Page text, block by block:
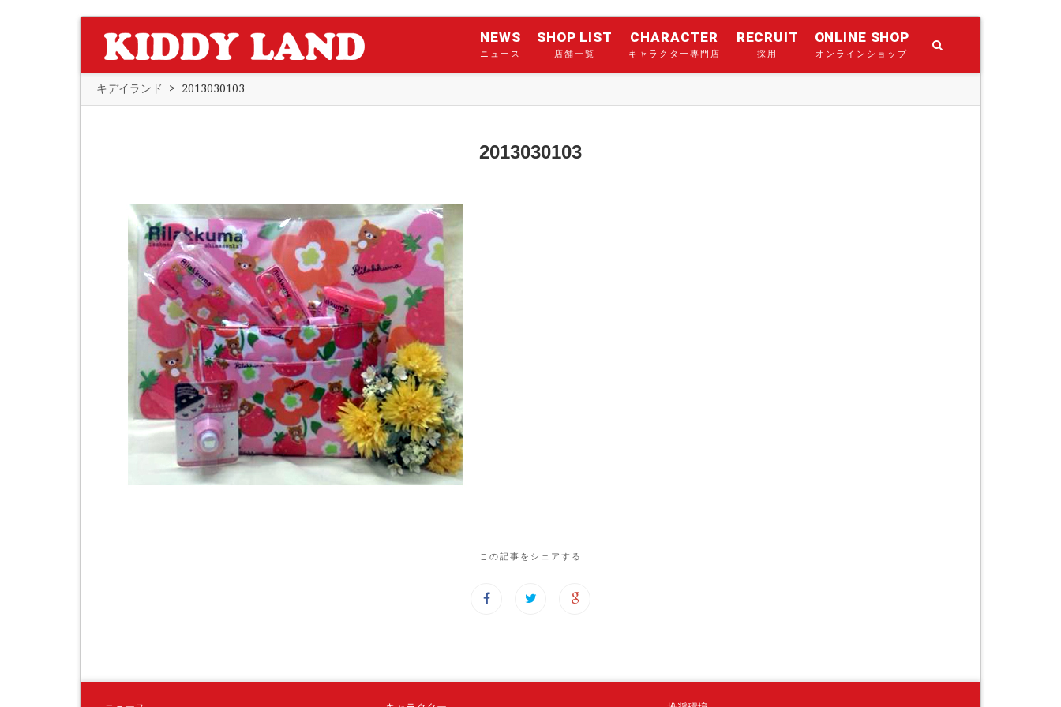
NEWS
ニュース
SHOP LIST
店舗一覧
CHARACTER
キャラクター専門店
RECRUIT
採用
ONLINE SHOP
オンラインショップ
キデイランド > 2013030103
2013030103
この記事をシェアする